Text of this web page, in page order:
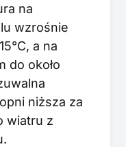
na
wzrośnie
a na
do około
niższa za
wiatru z